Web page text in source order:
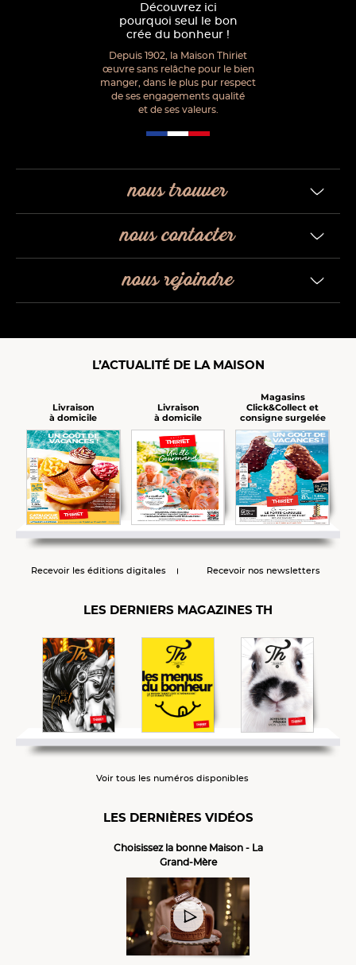
Découvrez ici
pourquoi seul le bon
crée du bonheur !
Depuis 1902, la Maison Thiriet
œuvre sans relâche pour le bien
manger, dans le plus pur respect
de ses engagements qualité
et de ses valeurs.
nous trouver
nous contacter
nous rejoindre
L’ACTUALITÉ DE LA MAISON
Livraison
à domicile
Livraison
à domicile
Magasins
Click&Collect et
consigne surgelée
Recevoir les éditions digitales Recevoir nos newsletters
LES DERNIERS MAGAZINES TH
Voir tous les numéros disponibles
LES DERNIÈRES VIDÉOS
Choisissez la bonne Maison - La
Grand-Mère